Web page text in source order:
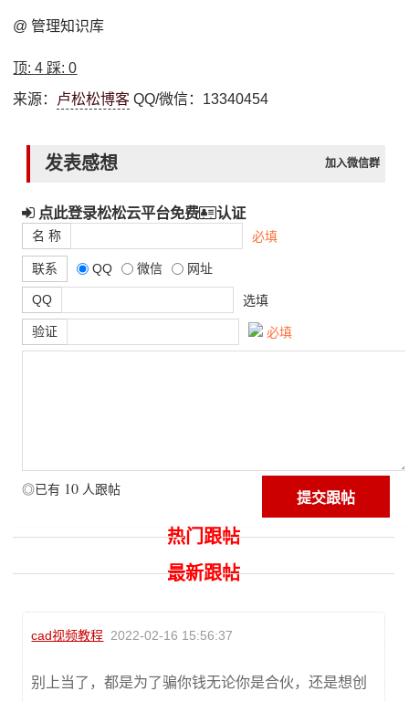
@ 管理知识库
顶:4 踩:0
来源： 卢松松博客 QQ/微信：13340454
发表感想 加入微信群
点此登录松松云平台免费 认证
名 称 必填
联系 QQ 微信 网址
QQ 选填
验证 必填
◎已有 10 人跟帖
热门跟帖
最新跟帖
cad视频教程 2022-02-16 15:56:37
别上当了，都是为了骗你钱无论你是合伙，还是想创